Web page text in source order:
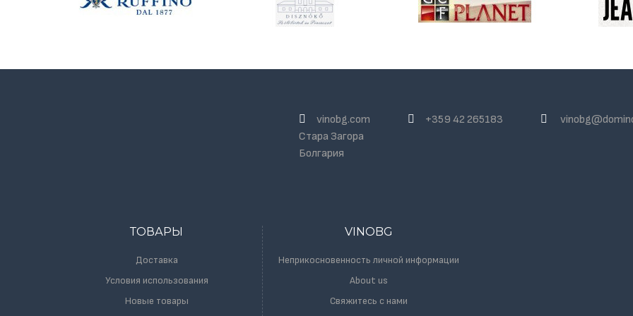
vinobg.com
Стара Загора
Болгария
+359 42 265183
ТОВАРЫ
Доставка
Условия использования
Новые товары
VINOBG
Неприкосновенность личной информации
About us
Свяжитесь с нами